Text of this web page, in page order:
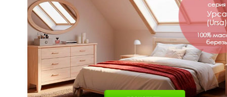
Свет
Бра
Лампа настольная
Стеллажи
Стойки и подставки
Столы журнальные
Тумбы для гостиной
Тумбы под ТВ